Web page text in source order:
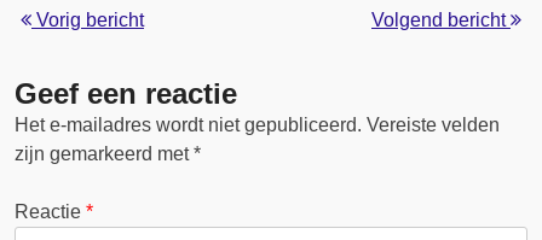
Vorig bericht Volgend bericht
Geef een reactie
Het e-mailadres wordt niet gepubliceerd. Vereiste velden
zijn gemarkeerd met*
Reactie *